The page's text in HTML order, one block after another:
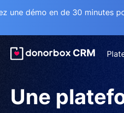
une démo en de 30 minutes
Une